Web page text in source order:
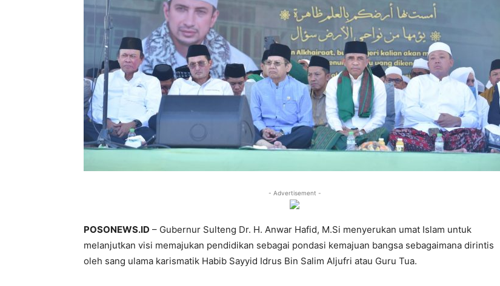
- Advertisement -
POSONEWS.ID – Gubernur Sulteng Dr. H. Anwar Hafid, M.Si menyerukan umat Islam untuk
melanjutkan visi memajukan pendidikan sebagai pondasi kemajuan bangsa sebagaimana dirintis
oleh sang ulama karismatik Habib Sayyid Idrus Bin Salim Aljufri atau Guru Tua.